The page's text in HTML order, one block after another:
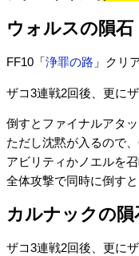
ウォルスの隕石
FF10「 浄罪の路 」クリ
ザコ3連戦2回後、更に
倒すとファイナルアタ
ただし沈黙が入るので
アビリティかノエルを召
全体攻撃で同時に倒す
カルナックの隕
ザコ3連戦2回後、更に